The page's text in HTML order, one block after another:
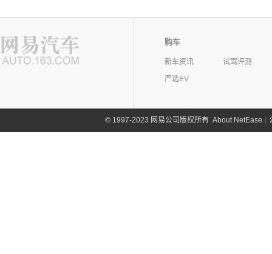
购车
新车资讯
试驾评测
严选EV
©1997-2023 网易公司版权所有 About NetEase